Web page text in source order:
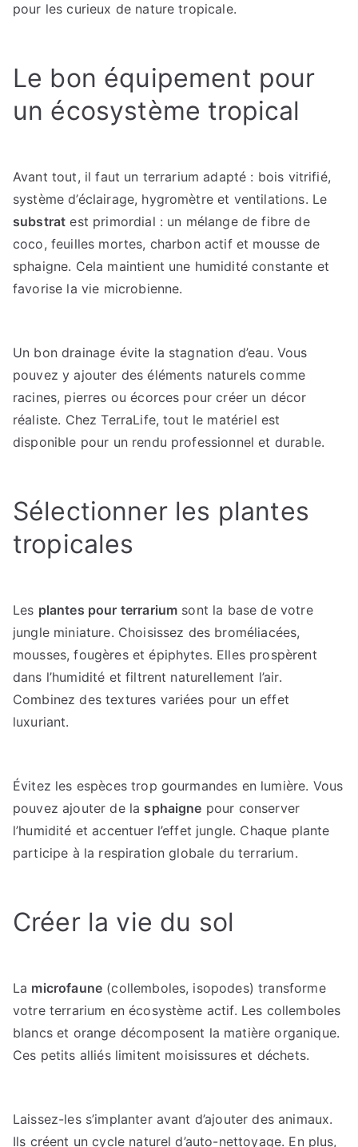
pour les curieux de nature tropicale.
Le bon équipement pour
un écosystème tropical
Avant tout, il faut un terrarium adapté : bois vitrifié,
système d’éclairage, hygromètre et ventilations. Le
substrat est primordial : un mélange de fibre de
coco, feuilles mortes, charbon actif et mousse de
sphaigne. Cela maintient une humidité constante et
favorise la vie microbienne.
Un bon drainage évite la stagnation d’eau. Vous
pouvez y ajouter des éléments naturels comme
racines, pierres ou écorces pour créer un décor
réaliste. Chez TerraLife, tout le matériel est
disponible pour un rendu professionnel et durable.
Sélectionner les plantes
tropicales
Les plantes pour terrarium sont la base de votre
jungle miniature. Choisissez des broméliacées,
mousses, fougères et épiphytes. Elles prospèrent
dans l’humidité et filtrent naturellement l’air.
Combinez des textures variées pour un effet
luxuriant.
Évitez les espèces trop gourmandes en lumière. Vous
pouvez ajouter de la sphaigne pour conserver
l’humidité et accentuer l’effet jungle. Chaque plante
participe à la respiration globale du terrarium.
Créer la vie du sol
La microfaune (collemboles, isopodes) transforme
votre terrarium en écosystème actif. Les collemboles
blancs et orange décomposent la matière organique.
Ces petits alliés limitent moisissures et déchets.
Laissez-les s’implanter avant d’ajouter des animaux.
Ils créent un cycle naturel d’auto-nettoyage. En plus,